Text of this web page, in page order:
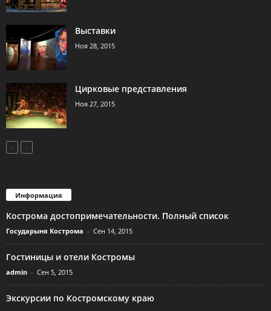
Выставки
Ноя 28, 2015
Цирковые представления
Ноя 27, 2015
Информация
Кострома достопримечательности. Полный список
Государыня Кострома - Сен 14, 2015
Гостиницы и отели Костромы
admin - Сен 5, 2015
Экскурсии по Костромскому краю